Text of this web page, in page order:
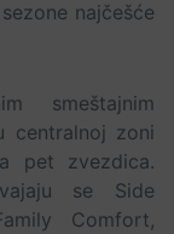
najčešće
smeštajnim
centralnoj zoni
pet zvezdica.
se Side
Comfort,